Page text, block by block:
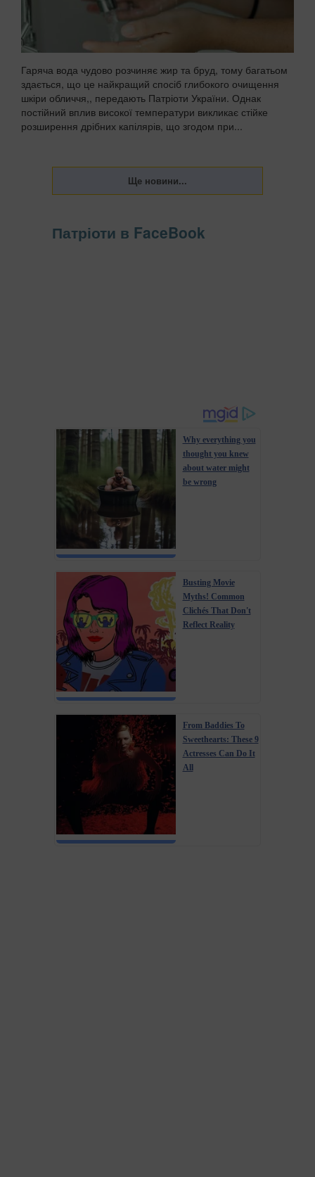
Гаряча вода чудово розчиняє жир та бруд, тому багатьом
здається, що це найкращий спосіб глибокого очищення
шкіри обличчя,, передають Патріоти України. Однак
постійний вплив високої температури викликає стійке
розширення дрібних капілярів, що згодом при...
Патріоти в FaceBook
Why everything you
thought you knew
about water might
be wrong
Busting Movie
Myths! Common
Clichés That Don't
Reflect Reality
From Baddies To
Sweethearts: These 9
Actresses Can Do It
All